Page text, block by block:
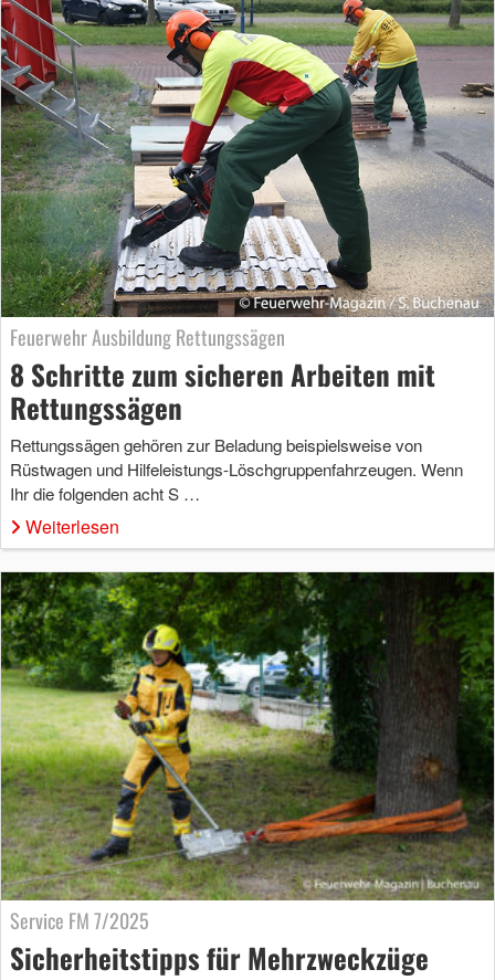
Feuerwehr Ausbildung Rettungssägen
8 Schritte zum sicheren Arbeiten mit
Rettungssägen
Rettungssägen gehören zur Beladung beispielsweise von
Rüstwagen und Hilfeleistungs-Löschgruppenfahrzeugen. Wenn
Ihr die folgenden acht S …
Weiterlesen
Service FM 7/2025
Sicherheitstipps für Mehrzweckzüge